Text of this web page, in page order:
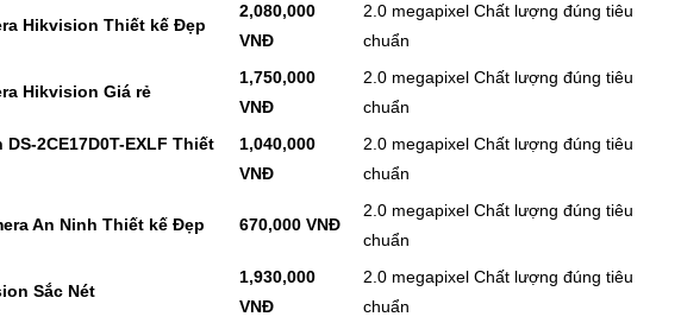
Hikvision Thiết kế Đẹp
2,080,000
VNĐ
2.0 megapixel Chất lượng đúng tiêu
chuẩn
Hikvision Giá rẻ
1,750,000
VNĐ
2.0 megapixel Chất lượng đúng tiêu
chuẩn
2CE17D0T-EXLF Thiết
1,040,000
VNĐ
2.0 megapixel Chất lượng đúng tiêu
chuẩn
An Ninh Thiết kế Đẹp 670,000 VNĐ
2.0 megapixel Chất lượng đúng tiêu
chuẩn
Sắc Nét
1,930,000
VNĐ
2.0 megapixel Chất lượng đúng tiêu
chuẩn